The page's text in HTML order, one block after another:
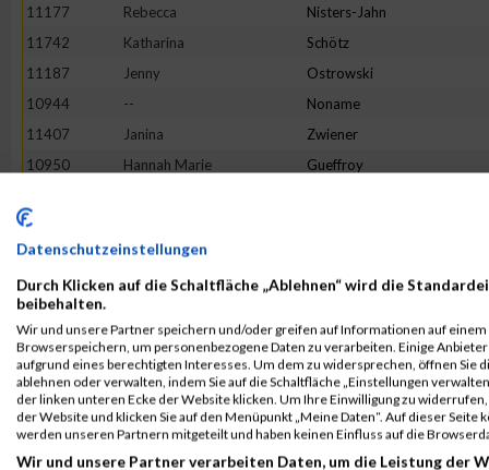
11177
Rebecca Nisters-Jahn
11742
Katharina Schötz
11187
Jenny Ostrowski
10944
-- Noname
11407
Janina Zwiener
10950
Hannah Marie Gueffroy
11799
11374
Ulli Katharina
11583
Latifa Fatai
11447
Katharina Haase
11271
Christine Schmitt
10998
Annika Hügle
11132
Jessica Menze-Möckel
Datenschutzeinstellungen
Durch Klicken auf die Schaltfläche „Ablehnen“ wird die
beibehalten.
Wir und unsere Partner speichern und/oder greifen auf Informationen auf einem
Browserspeichern, um personenbezogene Daten zu verarbeiten. Einige
aufgrund eines berechtigten Interesses. Um dem zu widersprechen, öffnen Sie
ablehnen oder verwalten, indem Sie auf die Schaltfläche „Einstellungen
der linken unteren Ecke der Website klicken. Um Ihre Einwilligung zu
der Website und klicken Sie auf den Menüpunkt „Meine Daten“. Auf dieser
werden unseren Partnern mitgeteilt und haben keinen Einfluss auf die
Wir und unsere Partner verarbeiten Daten, um die Leistung der